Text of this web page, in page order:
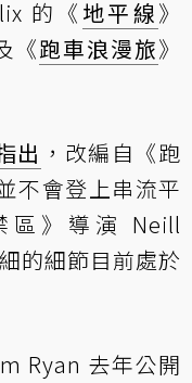
的《 地平線》
《跑車浪漫旅》
出 ，改編自《跑
不會登上串流平
區》導演 Neill
的細節目前處於
Ryan 去年公開